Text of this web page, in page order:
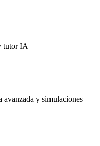
tutor IA
y simulaciones